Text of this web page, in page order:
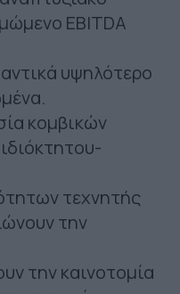
EBITDA
υψηλότερο
κομβικών
τεχνητής
την
την καινοτομία